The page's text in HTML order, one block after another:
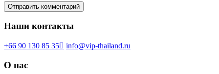
Наши контакты
+66 90 130 85 35 info@vip-thailand.ru
О нас